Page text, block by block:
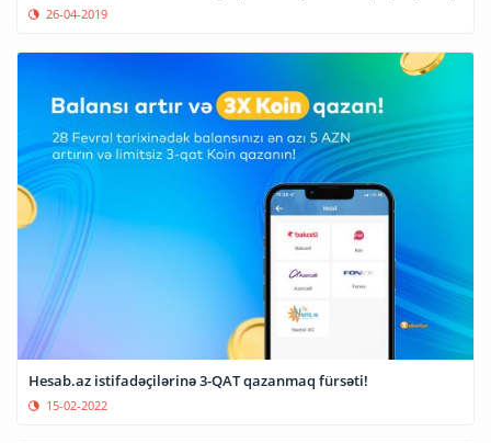
26-04-2019
Hesab.az istifadəçilərinə 3-QAT qazanmaq fürsəti!
15-02-2022